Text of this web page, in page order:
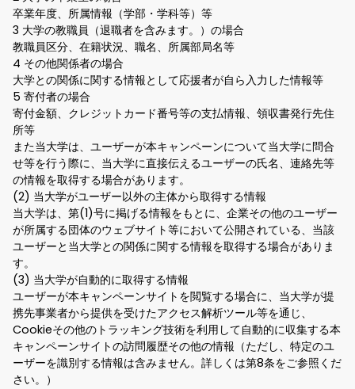
卒業年度、所属情報（学部・学科等）等
3 大学の教職員（退職者を含みます。）の場合
教職員区分、在籍状況、職名、所属部局名等
4 その他関係者の場合
大学との関係に関する情報として応援者が自ら入力した情報等
5 寄付者の場合
寄付金額、クレジットカード番号等の支払情報、領収書発行先住
所等
また当大学は、ユーザーが本キャンペーンについて当大学に問合
せ等を行う際に、当大学に直接伝えるユーザーの氏名、連絡先等
の情報を取得する場合があります。
(2) 当大学がユーザー以外の主体から取得する情報
当大学は、第(1)号に掲げる情報をもとに、企業その他のユーザー
が所属する団体のウェブサイト等において公開されている、当該
ユーザーと当大学との関係に関する情報を取得する場合がありま
す。
(3) 当大学が自動的に取得する情報
ユーザーが本キャンペーンサイトを閲覧する場合に、当大学が提
携先事業者から提供を受けたアクセス解析ツール等を通じ、
Cookieその他のトラッキング技術を利用して自動的に収集する本
キャンペーンサイトの訪問履歴その他の情報（ただし、特定のユ
ーザーを識別する情報は含みません。詳しくは第8条をご参照くだ
さい。）